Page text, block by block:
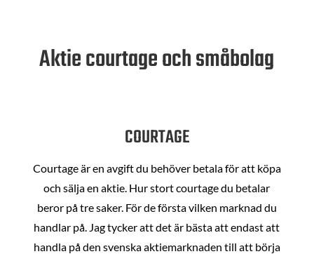
Aktie courtage och småbolag
COURTAGE
Courtage är en avgift du behöver betala för att köpa
och sälja en aktie. Hur stort courtage du betalar
beror på tre saker. För de första vilken marknad du
handlar på. Jag tycker att det är bästa att endast att
handla på den svenska aktiemarknaden till att börja